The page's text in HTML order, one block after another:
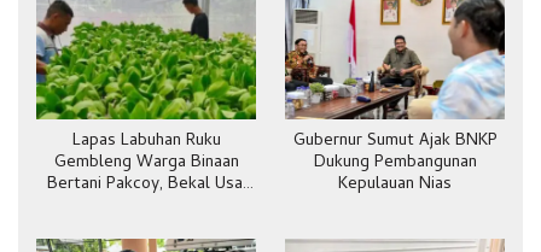
Lapas Labuhan Ruku
Gembleng Warga Binaan
Bertani Pakcoy, Bekal Usai
Gubernur Sumut Ajak BNKP
Dukung Pembangunan
Kepulauan Nias